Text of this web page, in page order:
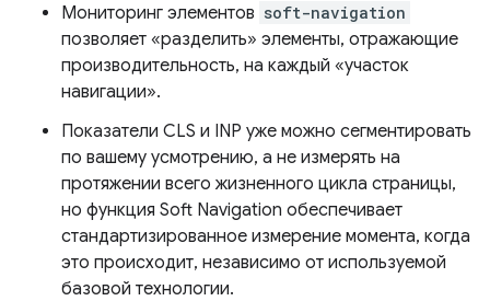
Мониторинг элементов soft-navigation
позволяет «разделить» элементы, отражающие
производительность, на каждый «участок
навигации».
Показатели CLS и INP уже можно сегментировать
по вашему усмотрению, а не измерять на
протяжении всего жизненного цикла страницы,
но функция Soft Navigation обеспечивает
стандартизированное измерение момента, когда
это происходит, независимо от используемой
базовой технологии.